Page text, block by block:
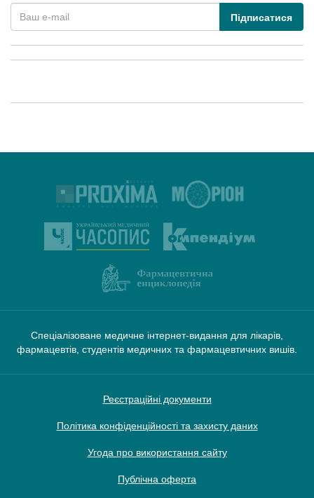
Підписатися
Спеціалізоване медичне інтернет-видання для лікарів,
фармацевтів, студентів медичних та фармацевтичних вишів.
Реєстраційні документи
Політика конфіденційності та захисту даних
Угода про використання сайту
Публічна оферта